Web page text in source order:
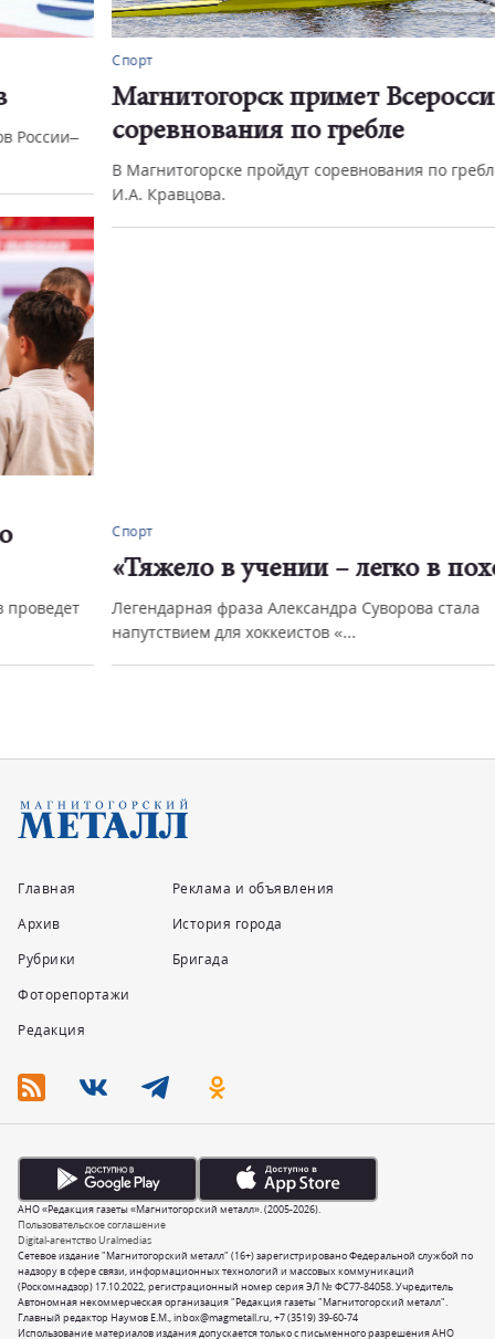
Магнитогорск примет Всероссийские
соревнования по гребле
В Магнитогорске пройдут соревнования по гребле имени
И.А. Кравцова.
«Тяжело в учении – легко в походе»
Легендарная фраза Александра Суворова стала
напутствием для хоккеистов «...
Главная
Архив
Рубрики
Фоторепортажи
Редакция
Реклама и объявления
История города
Бригада
Сетевое издание "Магнитогорский металл" (16+) зарегистрировано Федеральной службой по
надзору в сфере связи, информационных технологий и массовых коммуникаций
(Роскомнадзор) 17.10.2022, регистрационный номер серия ЭЛ № ФС77-84058. Учредитель
Автономная некоммерческая организация "Редакция газеты "Магнитогорский металл".
Главный редактор Наумов Е.М.,inbox@magmetall.ru,+7 (3519) 39-60-74
Использование материалов издания допускается только с письменного разрешения АНО
Пользовательское соглашение
Digital-агентство Uralmedias
АНО «Редакция газеты «Магнитогорский металл». (2005-2026).